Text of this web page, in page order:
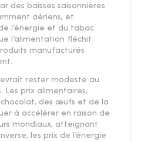
des baisses saisonnières
aériens, et
l’énergie et du tabac
l’alimentation fléchit
manufacturés
rester modeste au
Les prix alimentaires,
des œufs et de la
à accélérer en raison de
mondiaux, atteignant
les prix de l’énergie